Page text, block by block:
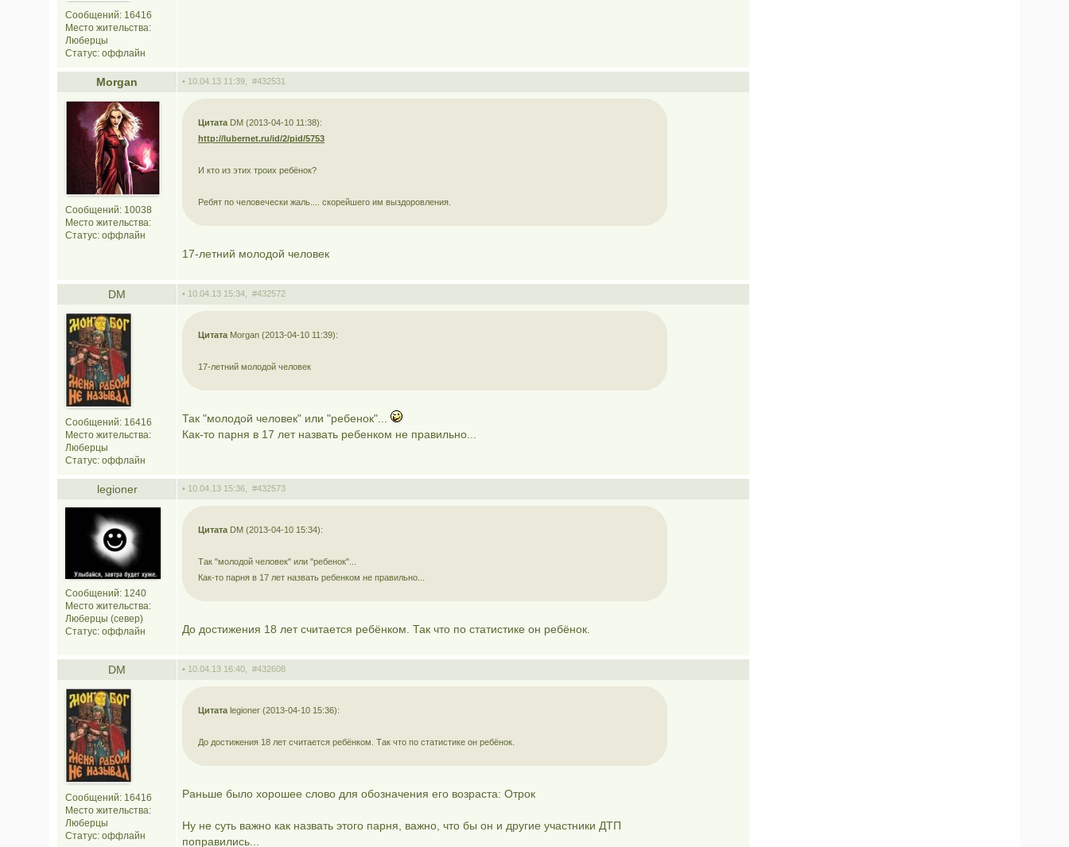
Сообщений: 16416
Место жительства:
Люберцы
Статус: оффлайн
Morgan • 10.04.13 11:39, #432531
Сообщений: 10038
Место жительства:
Статус: оффлайн
Цитата DM (2013-04-10 11:38):
http://lubernet.ru/id/2/pid/5753
И кто из этих троих ребёнок?
Ребят по человечески жаль.... скорейшего им выздоровления.
17-летний молодой человек
DM • 10.04.13 15:34, #432572
Сообщений: 16416
Место жительства:
Люберцы
Статус: оффлайн
Цитата Morgan (2013-04-10 11:39):
17-летний молодой человек
Так "молодой человек" или "ребенок"...
Как-то парня в 17 лет назвать ребенком не правильно...
legioner • 10.04.13 15:36, #432573
Сообщений: 1240
Место жительства:
Люберцы (север)
Статус: оффлайн
Цитата DM (2013-04-10 15:34):
Так "молодой человек" или "ребенок"...
Как-то парня в 17 лет назвать ребенком не правильно...
До достижения 18 лет считается ребёнком. Так что по статистике он ребёнок.
DM • 10.04.13 16:40, #432608
Сообщений: 16416
Место жительства:
Люберцы
Статус: оффлайн
Цитата legioner (2013-04-10 15:36):
До достижения 18 лет считается ребёнком. Так что по статистике он ребёнок.
Раньше было хорошее слово для обозначения его возраста: Отрок
Ну не суть важно как назвать этого парня, важно, что бы он и другие участники ДТП
поправились...